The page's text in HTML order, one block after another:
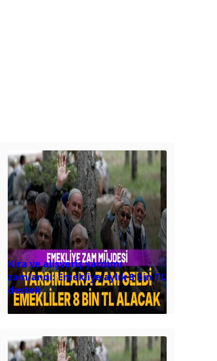
Kira ve alışveriş yardımı
zamlandı: Emekliye aylık 8 bin TL
destek